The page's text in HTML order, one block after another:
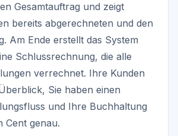
Gesamtauftrag und zeigt
bereits abgerechneten und den
Am Ende erstellt das System
Schlussrechnung, die alle
verrechnet. Ihre Kunden
Sie haben einen
und Ihre Buchhaltung
Cent genau.